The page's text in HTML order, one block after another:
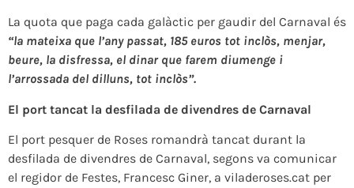
La quota que paga cada galàctic per gaudir del Carnaval és
“la mateixa que l’any passat, 185 euros tot inclòs, menjar,
beure, la disfressa, el dinar que farem diumenge i
l’arrossada del dilluns, tot inclòs”.
El port tancat la desfilada de divendres de Carnaval
El port pesquer de Roses romandrà tancat durant la
desfilada de divendres de Carnaval, segons va comunicar
el regidor de Festes, Francesc Giner, a viladeroses.cat per